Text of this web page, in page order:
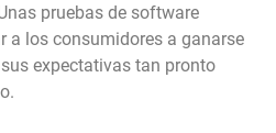
pruebas de software
a los consumidores a ganarse
expectativas tan pronto